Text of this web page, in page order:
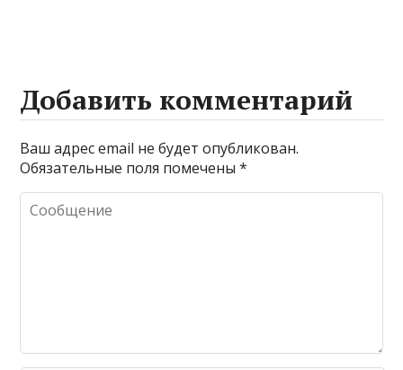
Добавить комментарий
Ваш адрес email не будет опубликован.
Обязательные поля помечены*